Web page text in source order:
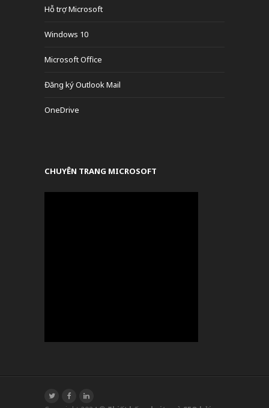
Hỗ trợ Microsoft
Windows 10
Microsoft Office
Đăng ký Outlook Mail
OneDrive
CHUYÊN TRANG MICROSOFT